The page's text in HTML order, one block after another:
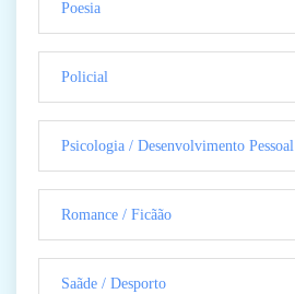
Poesia
Policial
Psicologia / Desenvolvimento Pessoal
Romance / Ficãão
Saãde / Desporto